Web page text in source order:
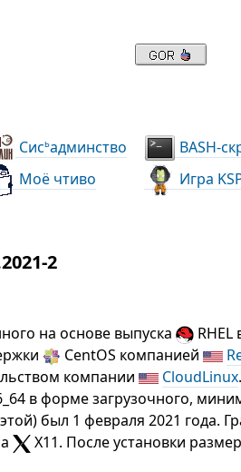
Сисьадминство
BASH-
Моё чтиво Игра
2
на основе выпуска
RHEL
CentOS компанией
компании
CloudLinux
в форме загрузочного,
был 1 февраля 2021 года.
X11. После установки